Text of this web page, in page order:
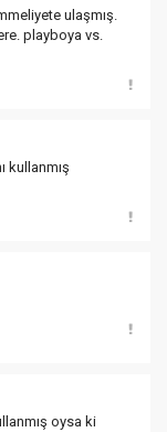
ulaşmış.
playboya vs.
kullanmış
oysa ki